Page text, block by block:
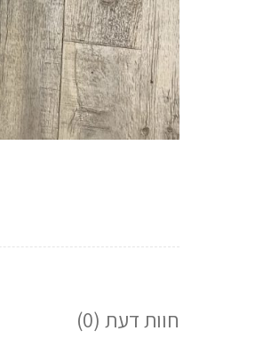
חוות דעת (0)